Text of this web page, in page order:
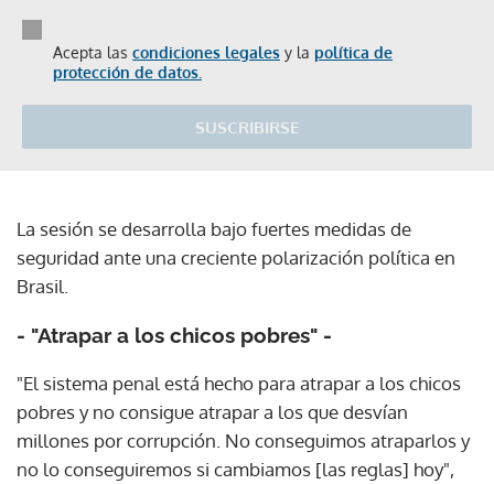
Acepta las condiciones legales y la política de
protección de datos.
SUSCRIBIRSE
La sesión se desarrolla bajo fuertes medidas de
seguridad ante una creciente polarización política en
Brasil.
- "Atrapar a los chicos pobres" -
"El sistema penal está hecho para atrapar a los chicos
pobres y no consigue atrapar a los que desvían
millones por corrupción. No conseguimos atraparlos y
no lo conseguiremos si cambiamos [las reglas] hoy",